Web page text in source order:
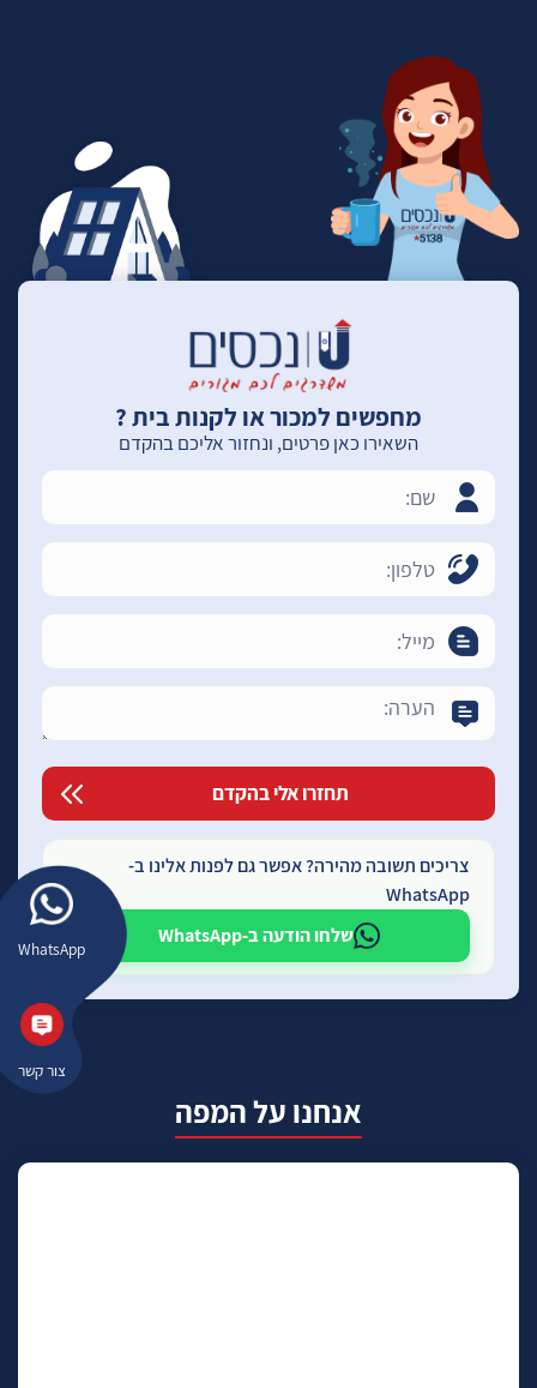
WhatsApp
צור קשר
מחפשים למכור או לקנות בית ?
השאירו כאן פרטים, ונחזור אליכם בהקדם
צריכים תשובה מהירה? אפשר גם לפנות אלינו ב-
WhatsApp
שלחו הודעה ב-WhatsApp
אנחנו על המפה